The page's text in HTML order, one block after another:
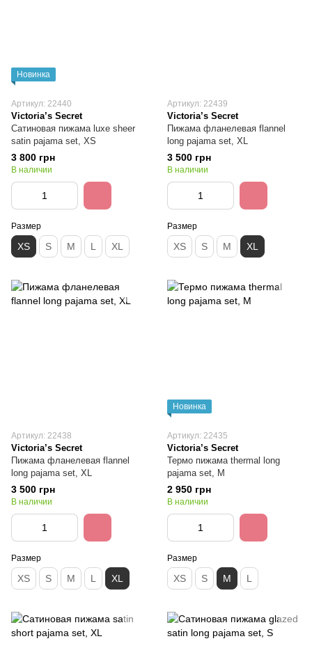
Новинка
Артикул: 22440
Victoria’s Secret
Сатиновая пижама luxe sheer
satin pajama set, XS
3 800 грн
В наличии
Размер
XS S M L XL
Артикул: 22439
Victoria’s Secret
Пижама фланелевая flannel
long pajama set, XL
3 500 грн
В наличии
Размер
XS S M XL
Артикул: 22438
Victoria’s Secret
Пижама фланелевая flannel
long pajama set, XL
3 500 грн
В наличии
Размер
XS S M L XL
Новинка
Артикул: 22435
Victoria’s Secret
Термо пижама thermal long
pajama set, M
2 950 грн
В наличии
Размер
XS S M L